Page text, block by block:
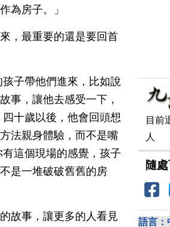
為房子。」
，最重要的還是要回首
子帶他們進來，比如說
事，讓他去感受一下，
十歲以後，他會回頭想
法親身體驗，而不是嘴
這個現場的感覺，孩子
是一堆破破舊舊的房
故事，讓更多的人看見
目前
人
隨
語言：